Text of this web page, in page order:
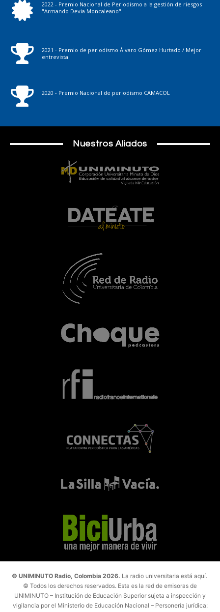
2022 - Premio Nacional de Periodismo a la gestión de riesgos
"Armando Devia Moncaleano"
2021 - Premio de periodismo Álvaro Gómez Hurtado / Mejor
entrevista
2020 - Premio Nacional de periodismo CAMACOL
Nuestros Aliados
© UNIMINUTO Radio, Colombia 2026. La radio universitaria está aquí.
© Todos los derechos reservados. Esta es la red de emisoras de
UNIMINUTO – Institución de Educación Superior sujeta a inspección y
vigilancia por el Ministerio de Educación Nacional – Personería jurídica: